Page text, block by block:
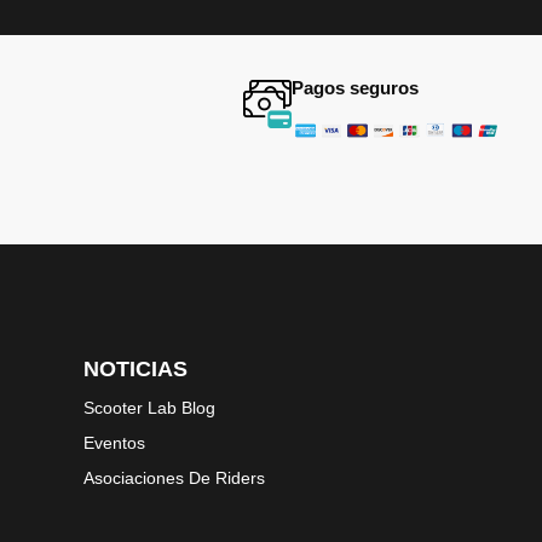
Pagos seguros
NOTICIAS
Scooter Lab Blog
Eventos
Asociaciones De Riders